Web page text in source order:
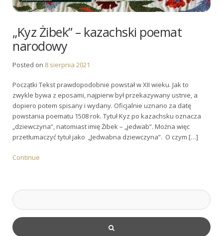
„Kyz Żibek” – kazachski poemat
narodowy
Posted on 8 sierpnia 2021
Początki Tekst prawdopodobnie powstał w XII wieku. Jak to
zwykle bywa z eposami, najpierw był przekazywany ustnie, a
dopiero potem spisany i wydany. Oficjalnie uznano za datę
powstania poematu 1508 rok. Tytuł Kyz po kazachsku oznacza
„dziewczyna”, natomiast imię Żibek – „jedwab”. Można więc
przetłumaczyć tytuł jako „Jedwabna dziewczyna”. O czym […]
Continue